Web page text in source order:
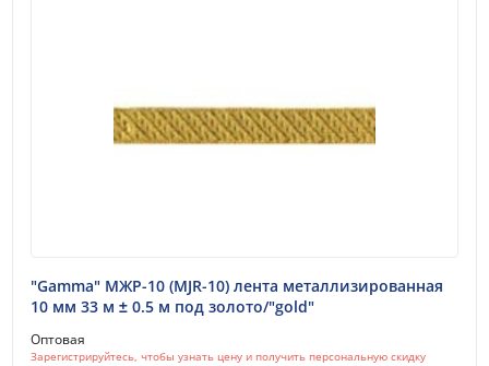
"Gamma" МЖР-10 (MJR-10) лента металлизированная
10 мм 33 м ± 0.5 м под золото/"gold"
Оптовая
Зарегистрируйтесь, чтобы узнать цену и получить персональную скидку